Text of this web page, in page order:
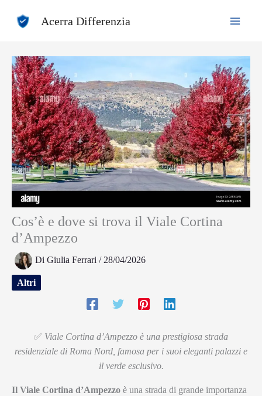
Acerra Differenzia
Cos’è e dove si trova il Viale Cortina
d’Ampezzo
Di Giulia Ferrari / 28/04/2026
Altri
✅ Viale Cortina d’Ampezzo è una prestigiosa strada
residenziale di Roma Nord, famosa per i suoi eleganti palazzi e
il verde esclusivo.
Il Viale Cortina d’Ampezzo è una strada di grande importanza